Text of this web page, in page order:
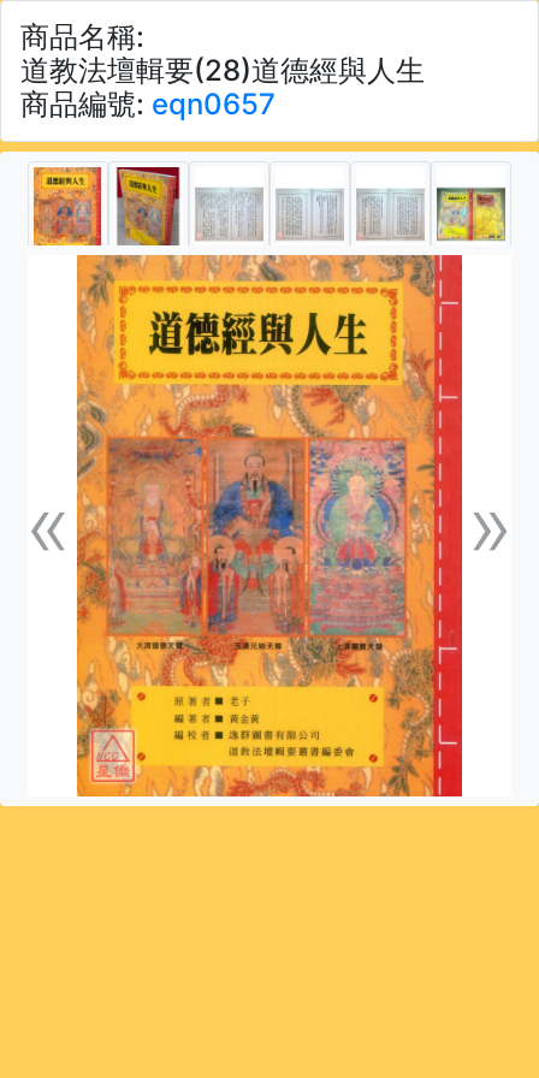
商品名稱:
道教法壇輯要(28)道德經與人生
商品編號: eqn0657
«上一張 »下一